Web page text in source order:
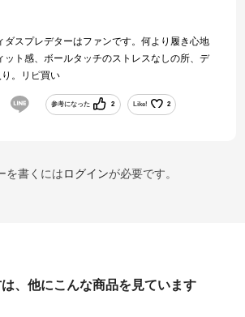
ダスプレデターはファンです。何より履き心地
ット感、ボールタッチのストレスなしの所、デ
。リピ買い
参考になった 2 Like! 2
を書くにはログインが必要です。
、他にこんな商品を見ています